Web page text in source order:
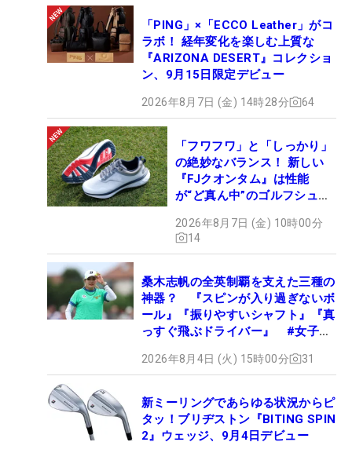
「PING」×「ECCO Leather」がコ
ラボ！ 経年変化を楽しむ上質な
『ARIZONA DESERT』コレクショ
ン、9月15日限定デビュー
2026年8月7日 (金) 14時28分 64
「フワフワ」と「しっかり」
の絶妙なバランス！ 新しい
『FJクオンタム』は性能
が“ど真ん中”のゴルフシュー
2026年8月7日 (金) 10時00分
14
桑木志帆の全英制覇を支えた三種の
神器？ 『スピンが入り過ぎないボ
ール』『振りやすいシャフト』『真
っすぐ飛ぶドライバー』 #女子プ
2026年8月4日 (火) 15時00分 31
新ミーリングであらゆる状況からピ
タッ！ブリヂストン『BITING SPIN
2』ウェッジ、9月4日デビュー